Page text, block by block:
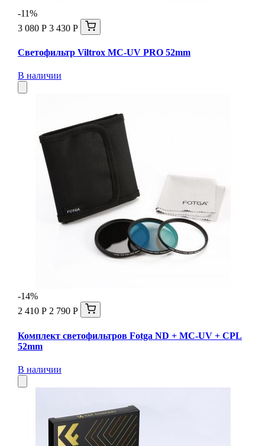
-11%
3 080 Р 3 430 Р
Светофильтр Viltrox MC-UV PRO 52mm
В наличии
-14%
2 410 Р 2 790 Р
Комплект светофильтров Fotga ND + MC-UV + CPL
52mm
В наличии